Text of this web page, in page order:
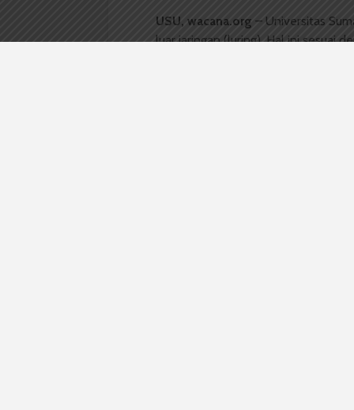
USU, wacana.org – Universitas
luar jaringan (luring). Hal ini sesuai